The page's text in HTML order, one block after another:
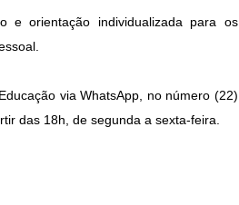
e orientação individualizada para os
via WhatsApp, no número (22)
das 18h, de segunda a sexta-feira.